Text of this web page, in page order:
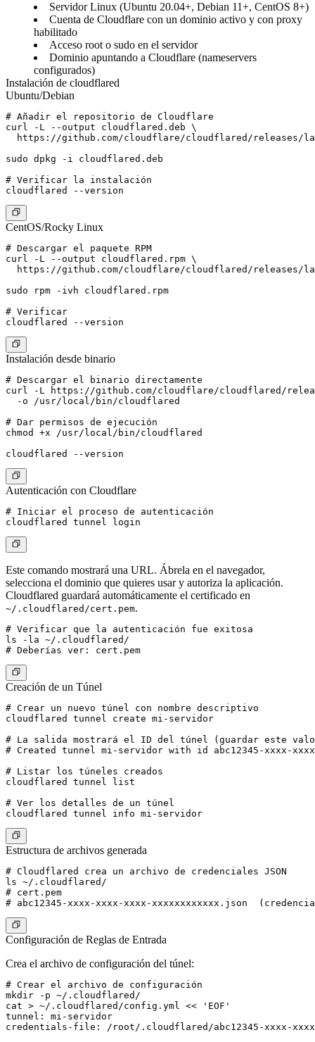
Servidor Linux (Ubuntu 20.04+, Debian 11+, CentOS 8+)
Cuenta de Cloudflare con un dominio activo y con proxy
habilitado
Acceso root o sudo en el servidor
Dominio apuntando a Cloudflare (nameservers
configurados)
Instalación de cloudflared
Ubuntu/Debian
# Añadir el repositorio de Cloudflare
curl -L --output cloudflared.deb \
https://github.com/cloudflare/cloudflared/releases/
sudo dpkg -i cloudflared.deb
# Verificar la instalación
CentOS/Rocky Linux
# Descargar el paquete RPM
curl -L --output cloudflared.rpm \
https://github.com/cloudflare/cloudflared/releases/
sudo rpm -ivh cloudflared.rpm
# Verificar
Instalación desde binario
# Descargar el binario directamente
curl -L https://github.com/cloudflare/cloudflared/
  -o /usr/local/bin/cloudflared
# Dar permisos de ejecución
chmod +x /usr/local/bin/cloudflared
Autenticación con Cloudflare
# Iniciar el proceso de autenticación
Este comando mostrará una URL. Ábrela en el navegador,
selecciona el dominio que quieres usar y autoriza la aplicación.
Cloudflared guardará automáticamente el certificado en
~/.cloudflared/cert.pem.
# Verificar que la autenticación fue exitosa
ls -la ~/.cloudflared/
Creación de un Túnel
# Crear un nuevo túnel con nombre descriptivo
cloudflared tunnel create mi-servidor
# La salida mostrará el ID del túnel (guardar este
# Created tunnel mi-servidor with id abc12345-xxxx-
# Listar los túneles creados
cloudflared tunnel list
# Ver los detalles de un túnel
Estructura de archivos generada
# Cloudflared crea un archivo de credenciales JSON
ls ~/.cloudflared/
# cert.pem
Configuración de Reglas de Entrada
Crea el archivo de configuración del túnel:
# Crear el archivo de configuración
mkdir -p ~/.cloudflared/
cat > ~/.cloudflared/config.yml << 'EOF'
tunnel: mi-servidor
credentials-file: /root/.cloudflared/abc12345-xxxx-